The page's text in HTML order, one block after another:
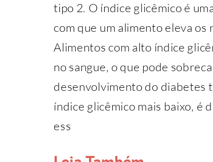
tipo 2. O índice glicêmico é
com que um alimento eleva os
Alimentos com alto índice
no sangue, o que pode
desenvolvimento do diabetes
índice glicêmico mais baixo, é
ess